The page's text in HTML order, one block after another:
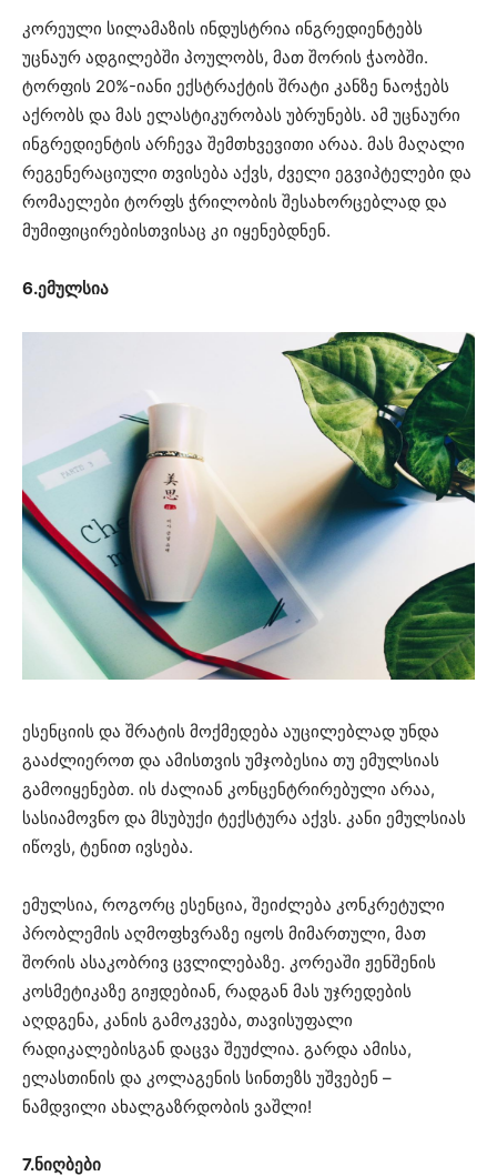
კორეული სილამაზის ინდუსტრია ინგრედიენტებს
უცნაურ ადგილებში პოულობს, მათ შორის ჭაობში.
ტორფის 20%-იანი ექსტრაქტის შრატი კანზე ნაოჭებს
აქრობს და მას ელასტიკურობას უბრუნებს. ამ უცნაური
ინგრედიენტის არჩევა შემთხვევითი არაა. მას მაღალი
რეგენერაციული თვისება აქვს, ძველი ეგვიპტელები და
რომაელები ტორფს ჭრილობის შესახორცებლად და
მუმიფიცირებისთვისაც კი იყენებდნენ.
6.ემულსია
ესენციის და შრატის მოქმედება აუცილებლად უნდა
გააძლიეროთ და ამისთვის უმჯობესია თუ ემულსიას
გამოიყენებთ. ის ძალიან კონცენტრირებული არაა,
სასიამოვნო და მსუბუქი ტექსტურა აქვს. კანი ემულსიას
იწოვს, ტენით ივსება.
ემულსია, როგორც ესენცია, შეიძლება კონკრეტული
პრობლემის აღმოფხვრაზე იყოს მიმართული, მათ
შორის ასაკობრივ ცვლილებაზე. კორეაში ჟენშენის
კოსმეტიკაზე გიჟდებიან, რადგან მას უჯრედების
აღდგენა, კანის გამოკვება, თავისუფალი
რადიკალებისგან დაცვა შეუძლია. გარდა ამისა,
ელასთინის და კოლაგენის სინთეზს უშვებენ –
ნამდვილი ახალგაზრდობის ვაშლი!
7.ნიღბები